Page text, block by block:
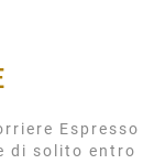
Espresso
di solito entro